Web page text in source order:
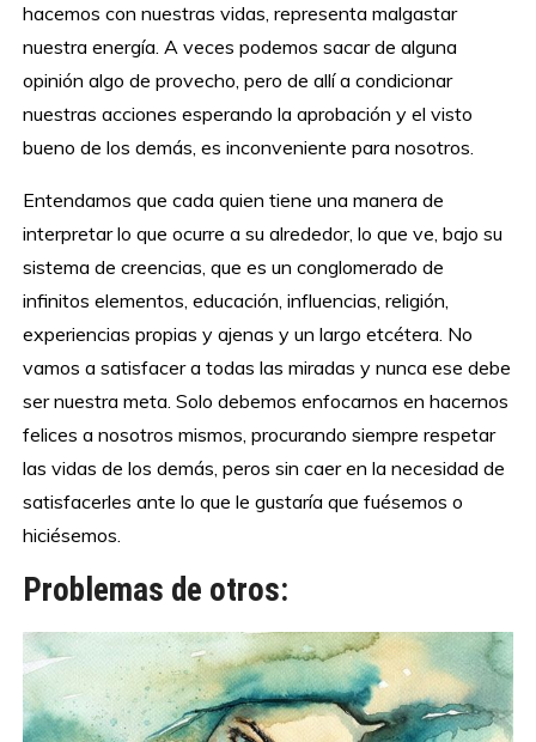
hacemos con nuestras vidas, representa malgastar
nuestra energía. A veces podemos sacar de alguna
opinión algo de provecho, pero de allí a condicionar
nuestras acciones esperando la aprobación y el visto
bueno de los demás, es inconveniente para nosotros.
Entendamos que cada quien tiene una manera de
interpretar lo que ocurre a su alrededor, lo que ve, bajo su
sistema de creencias, que es un conglomerado de
infinitos elementos, educación, influencias, religión,
experiencias propias y ajenas y un largo etcétera. No
vamos a satisfacer a todas las miradas y nunca ese debe
ser nuestra meta. Solo debemos enfocarnos en hacernos
felices a nosotros mismos, procurando siempre respetar
las vidas de los demás, peros sin caer en la necesidad de
satisfacerles ante lo que le gustaría que fuésemos o
hiciésemos.
Problemas de otros: